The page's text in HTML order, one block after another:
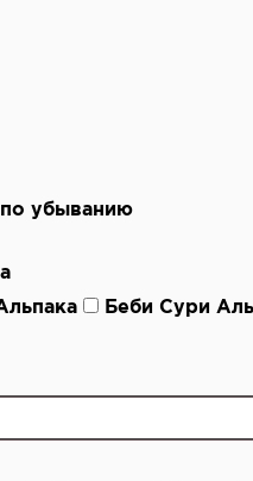
убыванию
Беби Сури